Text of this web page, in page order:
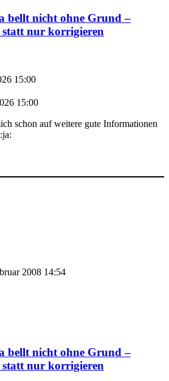
bellt nicht ohne Grund –
statt nur korrigieren
15:00
15:00
schon auf weitere gute Informationen
2008 14:54
bellt nicht ohne Grund –
statt nur korrigieren